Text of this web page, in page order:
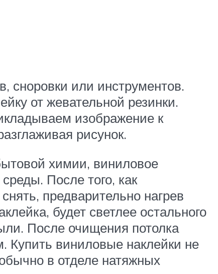
сноровки или инструментов.
от жевательной резинки.
изображение к
рисунок.
химии, виниловое
После того, как
предварительно нагрев
будет светлее остального
После очищения потолка
Купить виниловые наклейки не
в отделе натяжных